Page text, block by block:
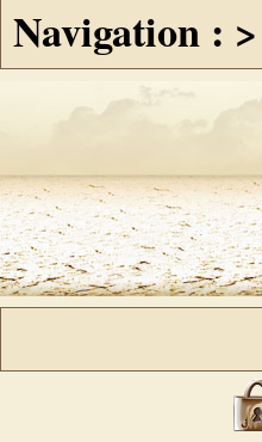
Navigation : >